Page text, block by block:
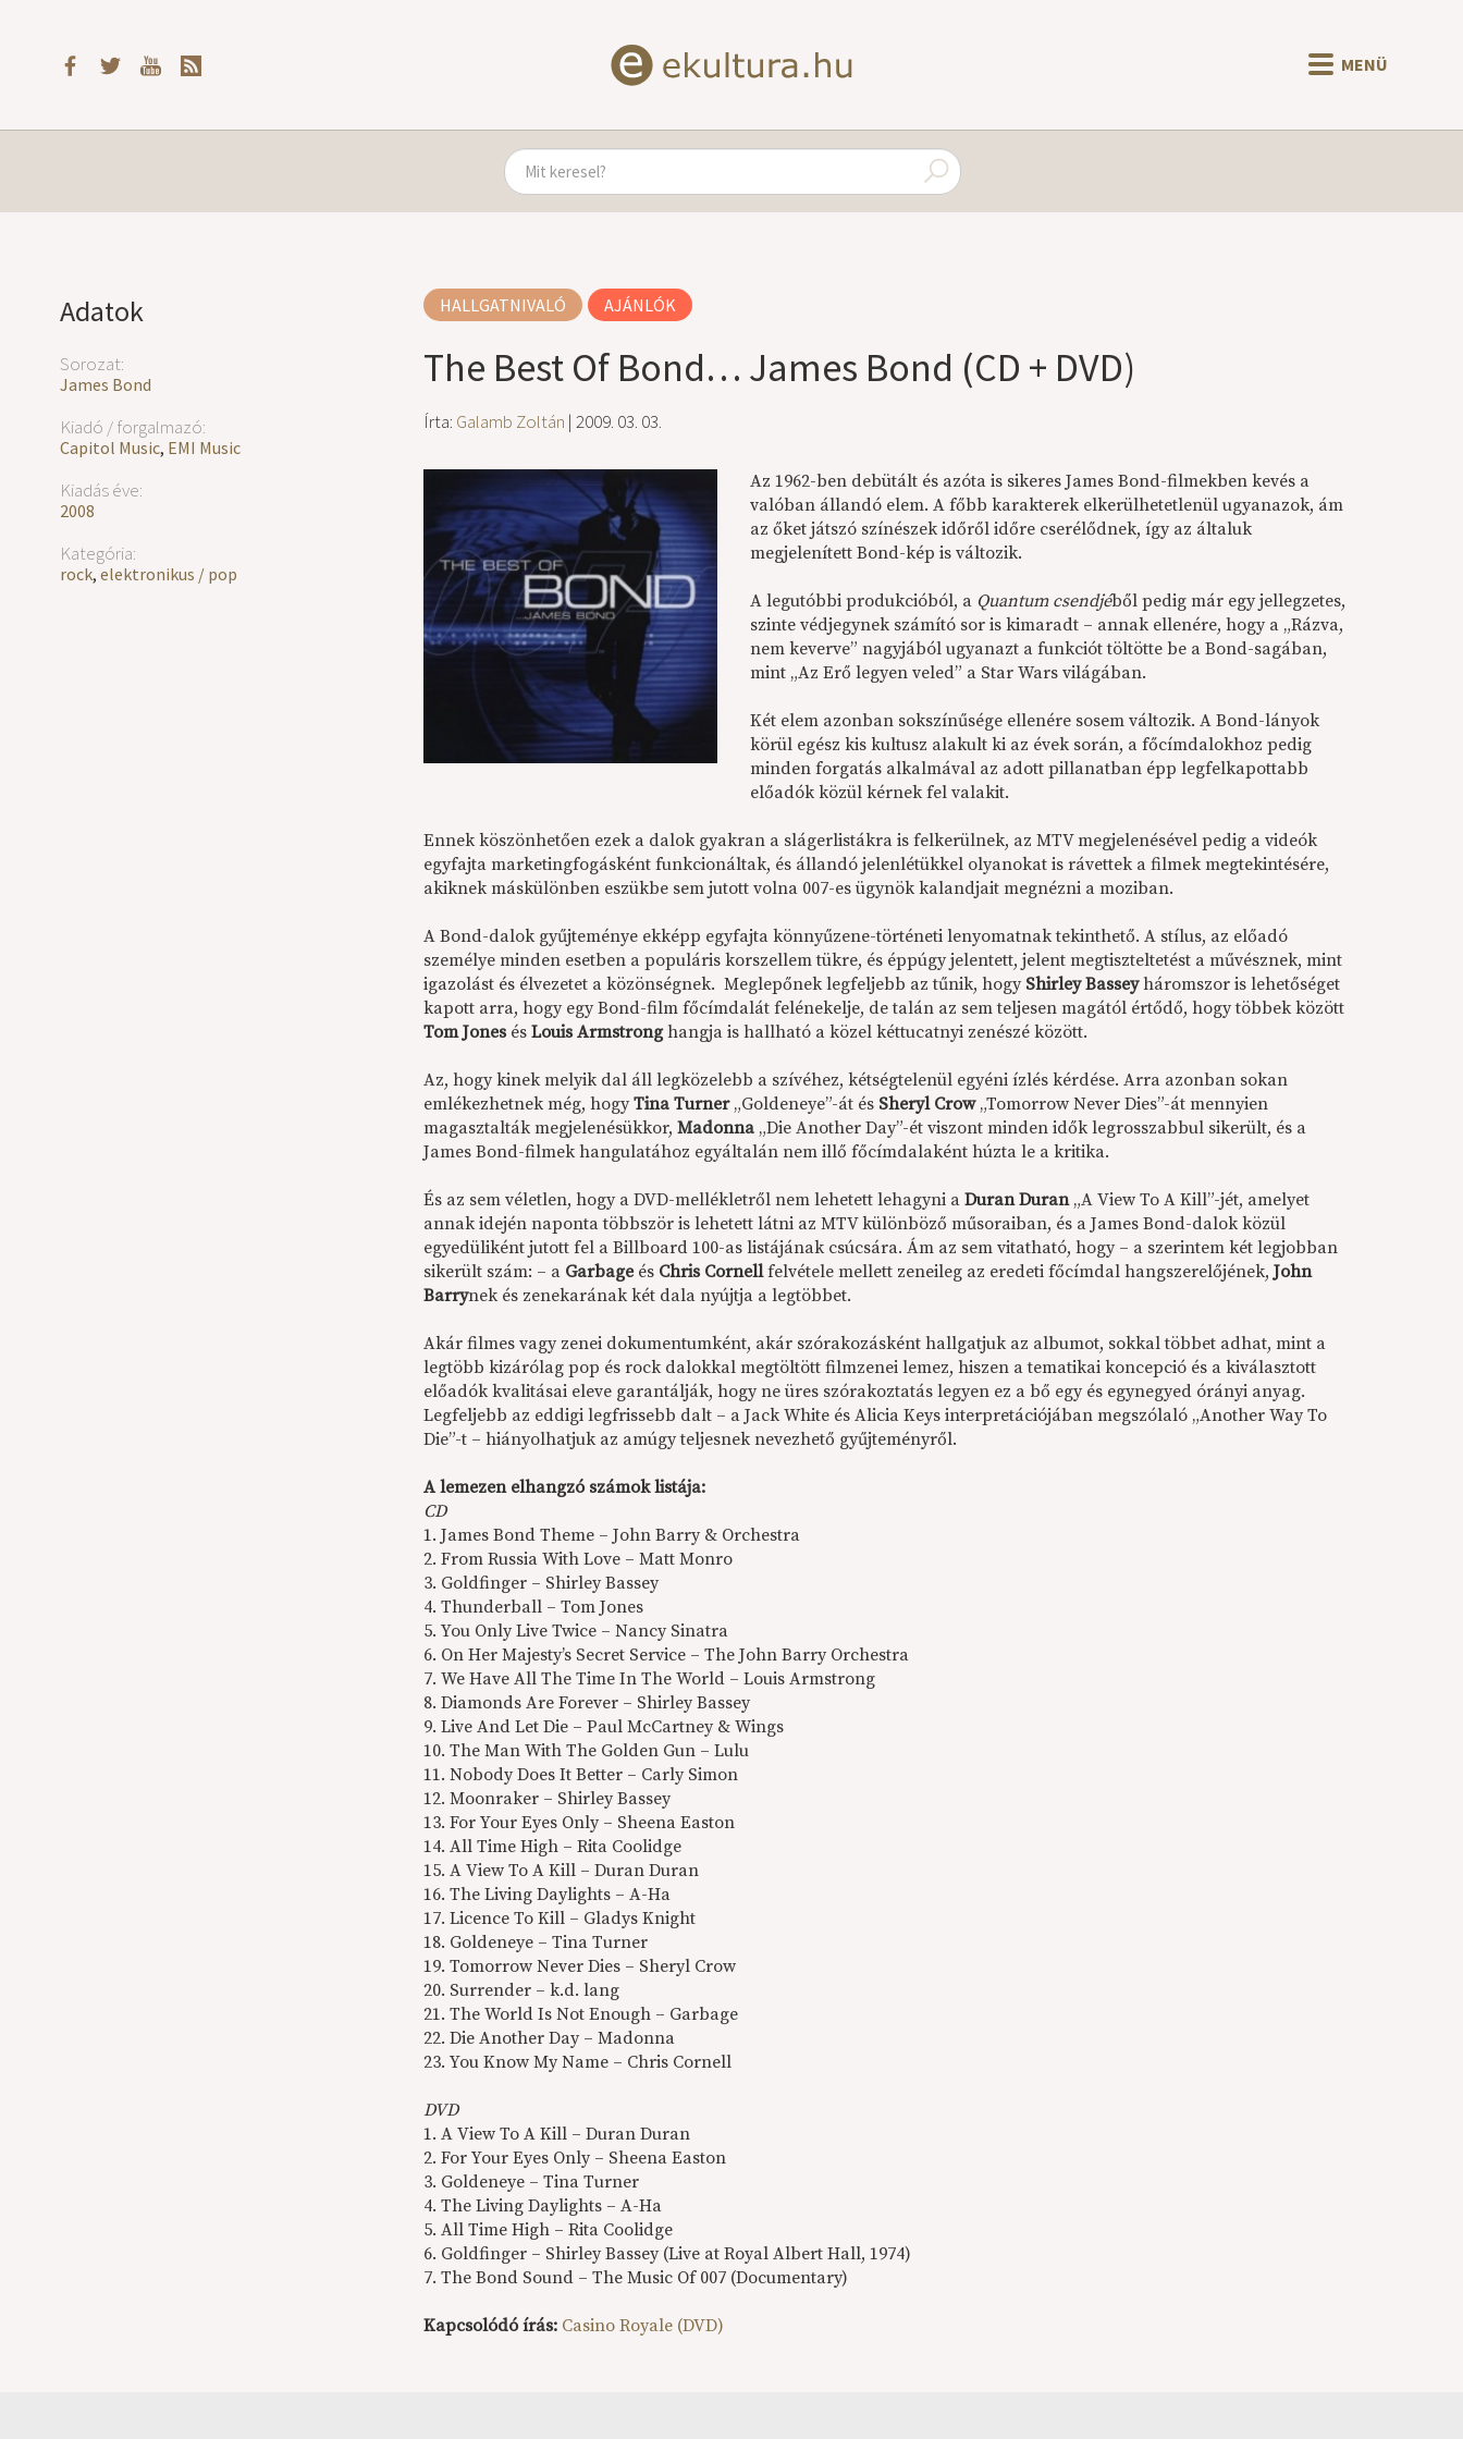
MENÜ
Adatok
Sorozat:
James Bond
Kiadó / forgalmazó:
Capitol Music, EMI Music
Kiadás éve:
2008
Kategória:
rock, elektronikus / pop
HALLGATNIVALÓ AJÁNLÓK
The Best Of Bond… James Bond (CD + DVD)
Írta: Galamb Zoltán | 2009. 03. 03.
Az 1962-ben debütált és azóta is sikeres James Bond-filmekben kevés a
valóban állandó elem. A főbb karakterek elkerülhetetlenül ugyanazok, ám
az őket játszó színészek időről időre cserélődnek, így az általuk
megjelenített Bond-kép is változik.
A legutóbbi produkcióból, a Quantum csendjéből pedig már egy jellegzetes,
szinte védjegynek számító sor is kimaradt – annak ellenére, hogy a „Rázva,
nem keverve” nagyjából ugyanazt a funkciót töltötte be a Bond-sagában,
mint „Az Erő legyen veled” a Star Wars világában.
Két elem azonban sokszínűsége ellenére sosem változik. A Bond-lányok
körül egész kis kultusz alakult ki az évek során, a főcímdalokhoz pedig
minden forgatás alkalmával az adott pillanatban épp legfelkapottabb
előadók közül kérnek fel valakit.
Ennek köszönhetően ezek a dalok gyakran a slágerlistákra is felkerülnek, az MTV megjelenésével pedig a videók
egyfajta marketingfogásként funkcionáltak, és állandó jelenlétükkel olyanokat is rávettek a filmek megtekintésére,
akiknek máskülönben eszükbe sem jutott volna 007-es ügynök kalandjait megnézni a moziban.
A Bond-dalok gyűjteménye ekképp egyfajta könnyűzene-történeti lenyomatnak tekinthető. A stílus, az előadó
személye minden esetben a populáris korszellem tükre, és éppúgy jelentett, jelent megtiszteltetést a művésznek, mint
igazolást és élvezetet a közönségnek. Meglepőnek legfeljebb az tűnik, hogy Shirley Basseyháromszor is lehetőséget
kapott arra, hogy egy Bond-film főcímdalát felénekelje, de talán az sem teljesen magától értődő, hogy többek között
Tom JonesésLouis Armstronghangja is hallható a közel kéttucatnyi zenészé között.
Az, hogy kinek melyik dal áll legközelebb a szívéhez, kétségtelenül egyéni ízlés kérdése. Arra azonban sokan
emlékezhetnek még, hogyTina Turner„Goldeneye”-át és Sheryl Crow„Tomorrow Never Dies”-át mennyien
magasztalták megjelenésükkor,Madonna „Die Another Day”-ét viszont minden idők legrosszabbul sikerült, és a
James Bond-filmek hangulatához egyáltalán nem illő főcímdalaként húzta le a kritika.
És az sem véletlen, hogy a DVD-mellékletről nem lehetett lehagyni aDuran Duran„A View To A Kill”-jét, amelyet
annak idején naponta többször is lehetett látni az MTV különböző műsoraiban, és a James Bond-dalok közül
egyedüliként jutott fel a Billboard 100-as listájának csúcsára. Ám az sem vitatható, hogy – a szerintem két legjobban
sikerült szám: – a Garbageés Chris Cornellfelvétele mellett zeneileg az eredeti főcímdal hangszerelőjének,John
Barrynek és zenekarának két dala nyújtja a legtöbbet.
Akár filmes vagy zenei dokumentumként, akár szórakozásként hallgatjuk az albumot, sokkal többet adhat, mint a
legtöbb kizárólag pop és rock dalokkal megtöltött filmzenei lemez, hiszen a tematikai koncepció és a kiválasztott
előadók kvalitásai eleve garantálják, hogy ne üres szórakoztatás legyen ez a bő egy és egynegyed órányi anyag.
Legfeljebb az eddigi legfrissebb dalt – a Jack White és Alicia Keys interpretációjában megszólaló „Another Way To
Die”-t – hiányolhatjuk az amúgy teljesnek nevezhető gyűjteményről.
A lemezen elhangzó számok listája:
CD
1. James Bond Theme – John Barry & Orchestra
2. From Russia With Love – Matt Monro
3. Goldfinger – Shirley Bassey
4. Thunderball – Tom Jones
5. You Only Live Twice – Nancy Sinatra
6. On Her Majesty’s Secret Service – The John Barry Orchestra
7. We Have All The Time In The World – Louis Armstrong
8. Diamonds Are Forever – Shirley Bassey
9. Live And Let Die – Paul McCartney & Wings
10. The Man With The Golden Gun – Lulu
11. Nobody Does It Better – Carly Simon
12. Moonraker – Shirley Bassey
13. For Your Eyes Only – Sheena Easton
14. All Time High – Rita Coolidge
15. A View To A Kill – Duran Duran
16. The Living Daylights – A-Ha
17. Licence To Kill – Gladys Knight
18. Goldeneye – Tina Turner
19. Tomorrow Never Dies – Sheryl Crow
20. Surrender – k.d. lang
21. The World Is Not Enough – Garbage
22. Die Another Day – Madonna
23. You Know My Name – Chris Cornell
DVD
1. A View To A Kill – Duran Duran
2. For Your Eyes Only – Sheena Easton
3. Goldeneye – Tina Turner
4. The Living Daylights – A-Ha
5. All Time High – Rita Coolidge
6. Goldfinger – Shirley Bassey (Live at Royal Albert Hall, 1974)
7. The Bond Sound – The Music Of 007 (Documentary)
Kapcsolódó írás: Casino Royale (DVD)